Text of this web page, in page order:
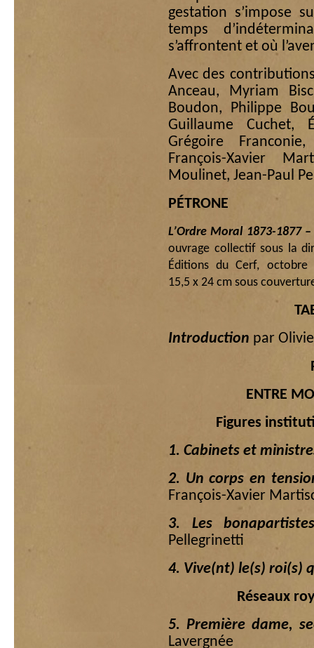
gestation s’impose
temps
s’affrontent et où
Avec des
Anceau, Myriam
Boudon, Philippe
Guillaume Cuchet,
Grégoire
François-Xavier
Moulinet, Jean-Paul
PÉTRONE
L’Ordre Moral 1873-1877
ouvrage collectif sous la
Éditions du Cerf,
15,5 x 24 cm sous
Introduction par
ENTRE
Figures
1. Cabinets et
2. Un corps en
François-Xavier
3. Les
Pellegrinetti
4. Vive(nt) le(s) roi(s)
Réseaux
5. Première dame,
Lavergnée